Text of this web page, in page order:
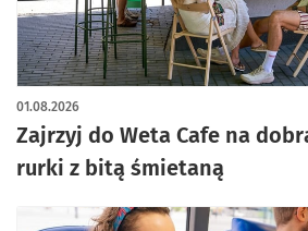
Zajrzyj do Weta Cafe na
rurki z bitą śmietaną
01.08.2026
artykuł z galerią zdjęć